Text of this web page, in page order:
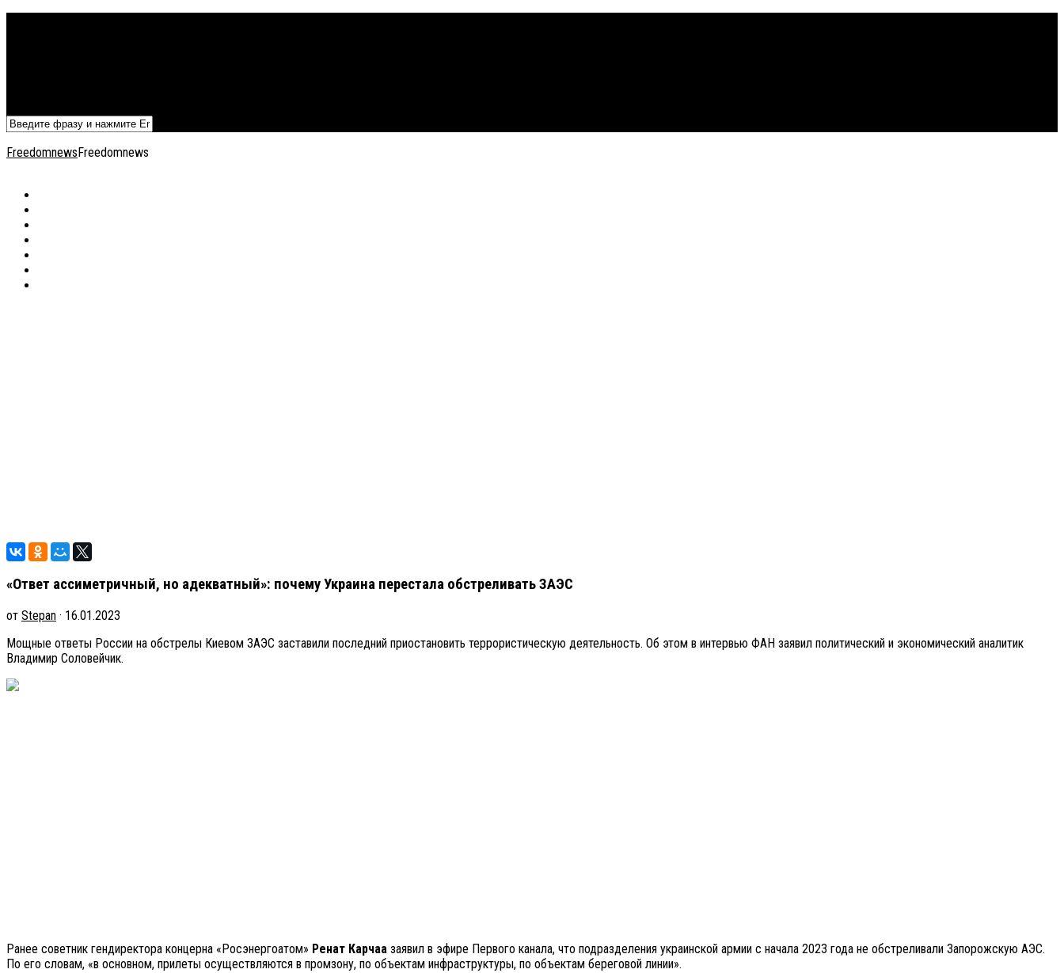
FreedomnewsFreedomnews
«Ответ ассиметричный, но адекватный»: почему Украина перестала обстреливать ЗАЭС
от Stepan · 16.01.2023
Мощные ответы России на обстрелы Киевом ЗАЭС заставили последний приостановить террористическую деятельность. Об этом в интервью ФАН заявил политический и экономический аналитик
Владимир Соловейчик.
Ранее советник гендиректора концерна «Росэнергоатом» Ренат Карчаа заявил в эфире Первого канала, что подразделения украинской армии с начала 2023 года не обстреливали Запорожскую АЭС.
По его словам, «в основном, прилеты осуществляются в промзону, по объектам инфраструктуры, по объектам береговой линии».